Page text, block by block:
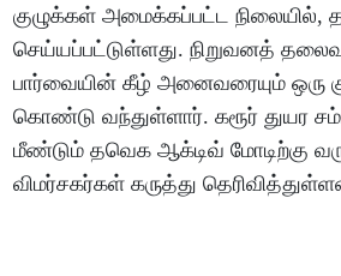
குழுக்கள் அமைக்கப்பட்ட நிலையில்,
செய்யப்பட்டுள்ளது. நிறுவனத்
பார்வையின் கீழ் அனைவரையும் ஒரு
கொண்டு வந்துள்ளார். கரூர் துயர
மீண்டும் தவெக ஆக்டிவ் மோடிற்கு
விமர்சகர்கள் கருத்து